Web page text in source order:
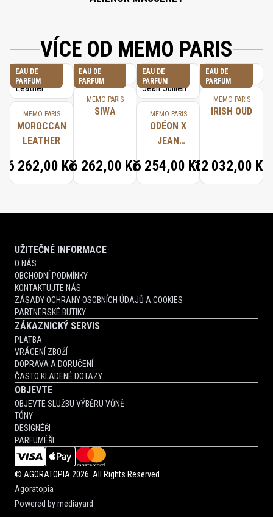
VÍCE OD MEMO PARIS
EAU DE
PARFUM
MEMO PARIS
MOROCCAN
LEATHER
6 262,00 Kč
EAU DE
PARFUM
MEMO PARIS
SIWA
6 262,00 Kč
EAU DE
PARFUM
MEMO PARIS
ODÉON X
JEAN
6 254,00 Kč
EAU DE
PARFUM
MEMO PARIS
IRISH OUD
12 032,00 Kč
UŽITEČNÉ INFORMACE
O NÁS
OBCHODNÍ PODMÍNKY
KONTAKTUJTE NÁS
ZÁSADY OCHRANY OSOBNÍCH ÚDAJŮ A COOKIES
PARTNERSKÉ BUTIKY
ZÁKAZNICKÝ SERVIS
PLATBA
VRÁCENÍ ZBOŽÍ
DOPRAVA A DORUČENÍ
ČASTO KLADENÉ DOTAZY
OBJEVTE
OBJEVTE SLUŽBU VÝBĚRU VŮNĚ
TÓNY
DESIGNÉŘI
PARFUMÉŘI
© AGORATOPIA 2026. All Rights Reserved.
Agoratopia
Powered bymediayard